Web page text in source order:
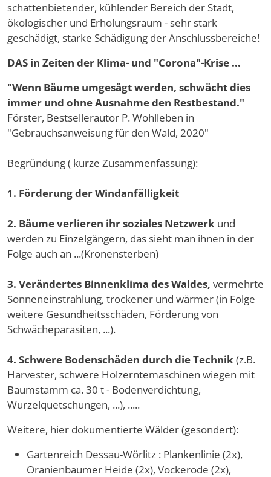
schattenbietender, kühlender Bereich der Stadt,
ökologischer und Erholungsraum - sehr stark
geschädigt, starke Schädigung der Anschlussbereiche!
DAS in Zeiten der Klima- und "Corona"-Krise ...
"Wenn Bäume umgesägt werden, schwächt dies
immer und ohne Ausnahme den Restbestand."
Förster, Bestsellerautor P. Wohlleben in
"Gebrauchsanweisung für den Wald, 2020"
Begründung ( kurze Zusammenfassung):
1. Förderung der Windanfälligkeit
2. Bäume verlieren ihr soziales Netzwerk und
werden zu Einzelgängern, das sieht man ihnen in der
Folge auch an ...(Kronensterben)
3. Verändertes Binnenklima des Waldes, vermehrte
Sonneneinstrahlung, trockener und wärmer (in Folge
weitere Gesundheitsschäden, Förderung von
Schwächeparasiten, ...).
4. Schwere Bodenschäden durch die Technik(z.B.
Harvester, schwere Holzerntemaschinen wiegen mit
Baumstamm ca. 30 t - Bodenverdichtung,
Wurzelquetschungen, ...), .....
Weitere, hier dokumentierte Wälder (gesondert):
Gartenreich Dessau-Wörlitz : Plankenlinie (2x),
Oranienbaumer Heide (2x), Vockerode (2x),